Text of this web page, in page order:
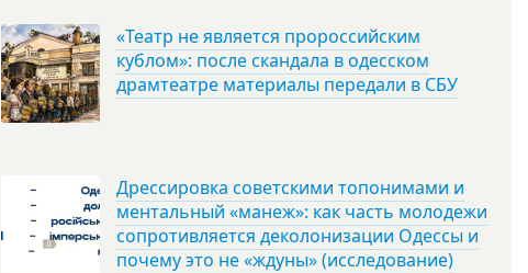
«Театр не является пророссийским
кублом»: после скандала в одесском
драмтеатре материалы передали в СБУ
Дрессировка советскими топонимами и
ментальный «манеж»: как часть молодежи
сопротивляется деколонизации Одессы и
почему это не «ждуны» (исследование)